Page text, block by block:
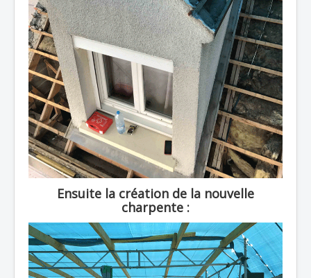
Ensuite la création de la nouvelle
charpente :